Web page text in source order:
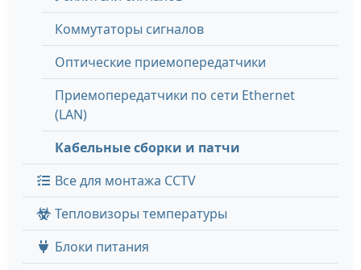
Коммутаторы сигналов
Оптические приемопередатчики
Приемопередатчики по сети Ethernet
(LAN)
Кабельные сборки и патчи
Все для монтажа CCTV
Тепловизоры температуры
Блоки питания